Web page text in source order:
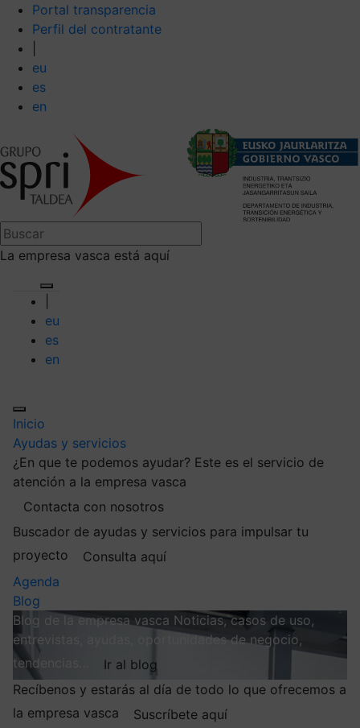
Portal transparencia
Perfil del contratante
eu
es
en
La empresa vasca está aquí
eu
es
en
Inicio
Ayudas y servicios
¿En que te podemos ayudar? Este es el servicio de
atención a la empresa vasca
Contacta con nosotros
Buscador de ayudas y servicios para impulsar tu
proyecto
Consulta aquí
Agenda
Blog
Blog de la empresa vasca Noticias, casos de uso,
entrevistas, ayudas, oportunidades de negocio,
tendencias…
Ir al blog
Recíbenos y estarás al día de todo lo que ofrecemos a
la empresa vasca
Suscríbete aquí